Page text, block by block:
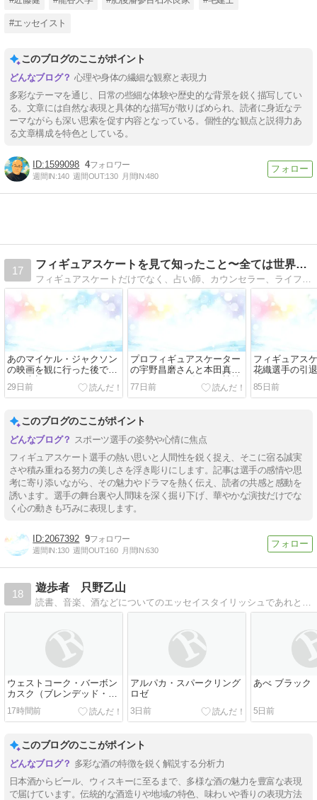
#エッセイスト
このブログのここがポイント
心理や身体の繊細な観察と表現力
多彩なテーマを通じ、日常の些細な体験や歴史的な背景を鋭く描写してい
る。文章には自然な表現と具体的な描写が散りばめられ、読者に身近なテ
ーマながらも深い思索を促す内容となっている。個性的な観点と説得力あ
る文章構成を特色としている。
1599098 4
週間IN:140 週間OUT:130 月間IN:480
17
フィギュアスケートを見て知ったこと〜全ては世界を映し出す鏡
あのマイケル・ジャクソン
の映画を観に行った後で知
った大切なことは・・
29日前
プロフィギュアスケーター
の宇野昌磨さんと本田真凛
さんがアイスダンスで競技
復帰するそうです！
77日前
フィギュアス
花織選手の引
改めていいな
は・・
85日前
このブログのここがポイント
スポーツ選手の姿勢や心情に焦点
フィギュアスケート選手の熱い思いと人間性を鋭く捉え、そこに宿る誠実
さや積み重ねる努力の美しさを浮き彫りにします。記事は選手の感情や思
考に寄り添いながら、その魅力やドラマを熱く伝え、読者の共感と感動を
誘います。選手の舞台裏や人間味を深く掘り下げ、華やかな演技だけでな
く心の動きも巧みに表現します。
2067392 9
週間IN:130 週間OUT:160 月間IN:630
18
遊歩者 只野乙山
読書、音楽、酒などについてのエッセイスタイリッシュであれという理想から離れていくことへのささやかなる抵抗の試み
ウェストコーク・バーボン
カスク（ブレンデッド・ア
イリッシュ）
17時間前
アルパカ・スパークリング
ロゼ
3日前
あべ ブラック
5日前
このブログのここがポイント
多彩な酒の特徴を鋭く解説する分析力
日本酒からビール、ウィスキーに至るまで、多様な酒の魅力を豊富な表現
で届けています。伝統的な酒造りや地域の特色、味わいや香りの表現方法